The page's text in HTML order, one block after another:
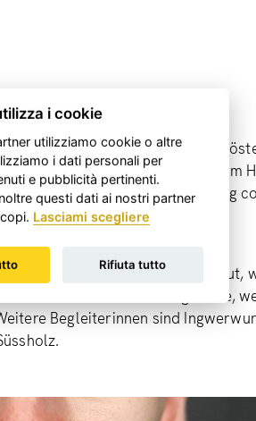
zeigt sich das mit
wenig Kopfschmerzen, Kratzen im
empfehlen wirHNO 1 – Zimtzweig
Lebensgeist»
steht hier als Kaiserkraut,
wirkt die weisse Pfingstrose,
Begleiterinnen sind
i cookie
utilizziamo cookie o altre
i dati personali per
e pubblicità pertinenti.
questi dati ai nostri partner
Lasciami scegliere
Rifiuta tutto